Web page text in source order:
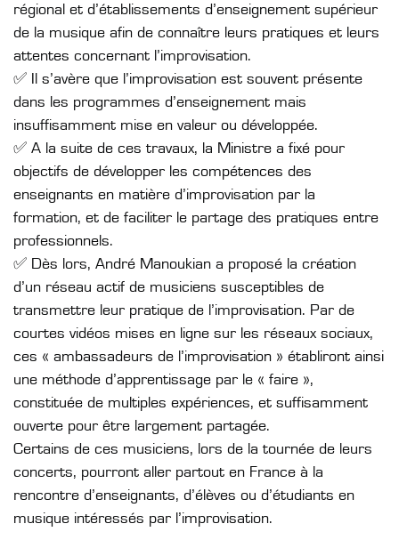
régional et d’établissements d’enseignement supérieur
de la musique afin de connaître leurs pratiques et leurs
attentes concernant l’improvisation.
✅ Il s’avère que l’improvisation est souvent présente
dans les programmes d’enseignement mais
insuffisamment mise en valeur ou développée.
✅ A la suite de ces travaux, la Ministre a fixé pour
objectifs de développer les compétences des
enseignants en matière d’improvisation par la
formation, et de faciliter le partage des pratiques entre
professionnels.
✅ Dès lors, André Manoukian a proposé la création
d’un réseau actif de musiciens susceptibles de
transmettre leur pratique de l’improvisation. Par de
courtes vidéos mises en ligne sur les réseaux sociaux,
ces « ambassadeurs de l’improvisation » établiront ainsi
une méthode d’apprentissage par le « faire »,
constituée de multiples expériences, et suffisamment
ouverte pour être largement partagée.
Certains de ces musiciens, lors de la tournée de leurs
concerts, pourront aller partout en France à la
rencontre d’enseignants, d’élèves ou d’étudiants en
musique intéressés par l’improvisation.